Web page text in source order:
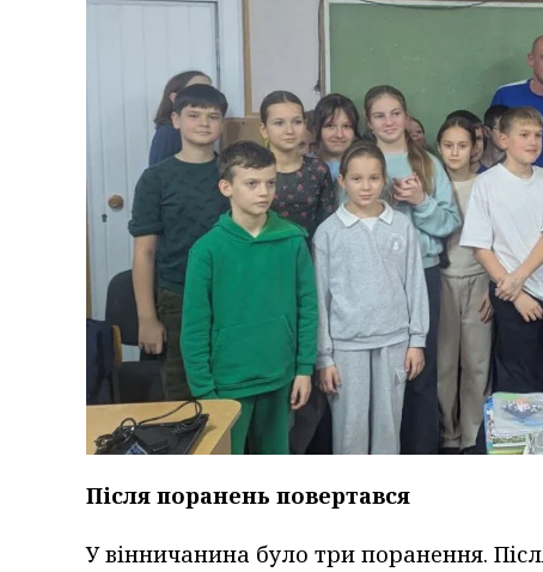
Після поранень повертався
У вінничанина було три поранення.